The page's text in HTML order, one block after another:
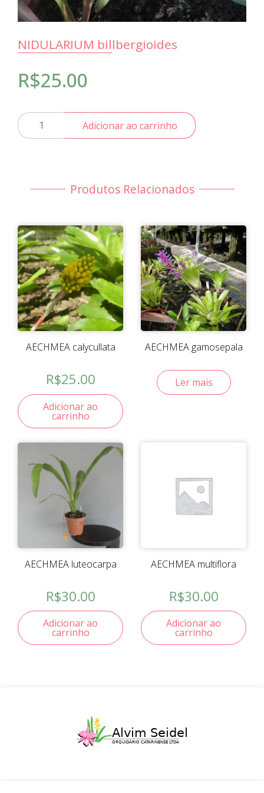
NIDULARIUM billbergioides
R$25.00
NIDULARIUM
billbergioides
Adicionar ao carrinho
Produtos Relacionados
AECHMEA calycullata
R$25.00
Adicionar ao
carrinho
AECHMEA gamosepala
Ler mais
AECHMEA luteocarpa
R$30.00
Adicionar ao
carrinho
AECHMEA multiflora
R$30.00
Adicionar ao
carrinho